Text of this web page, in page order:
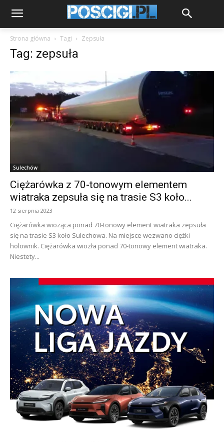
Strona główna Tagi Zepsuła
Tag: zepsuła
Sulechów
Ciężarówka z 70-tonowym elementem
wiatraka zepsuła się na trasie S3 koło...
12 sierpnia 2023
Ciężarówka wioząca ponad 70-tonowy element wiatraka zepsuła
się na trasie S3 koło Sulechowa. Na miejsce wezwano ciężki
holownik. Ciężarówka wiozła ponad 70-tonowy element wiatraka.
Niestety...